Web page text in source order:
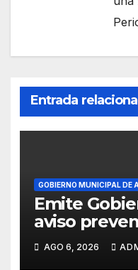
Entrada
GOBIERNO MUNICIPAL DE
Emite
aviso
fondo
AGO 6, 2026